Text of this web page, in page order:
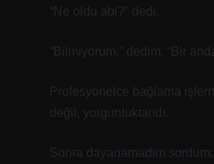
“Ne oldu abi?” dedi.
“Bilmiyorum,” dedim. “Bir
Profesyonelce bağlama
değil, yorgunluktandı.
Sonra dayanamadım sordum: